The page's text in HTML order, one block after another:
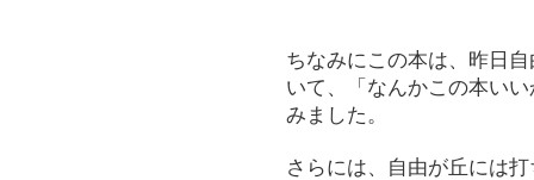
ちなみにこの本は、昨日
いて、「なんかこの本い
みました。
さらには、自由が丘には